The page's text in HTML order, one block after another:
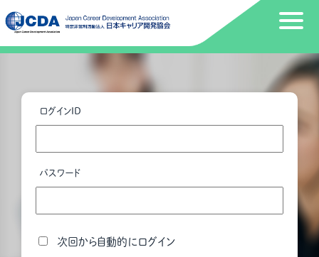
ログインID
パスワード
次回から自動的にログイン